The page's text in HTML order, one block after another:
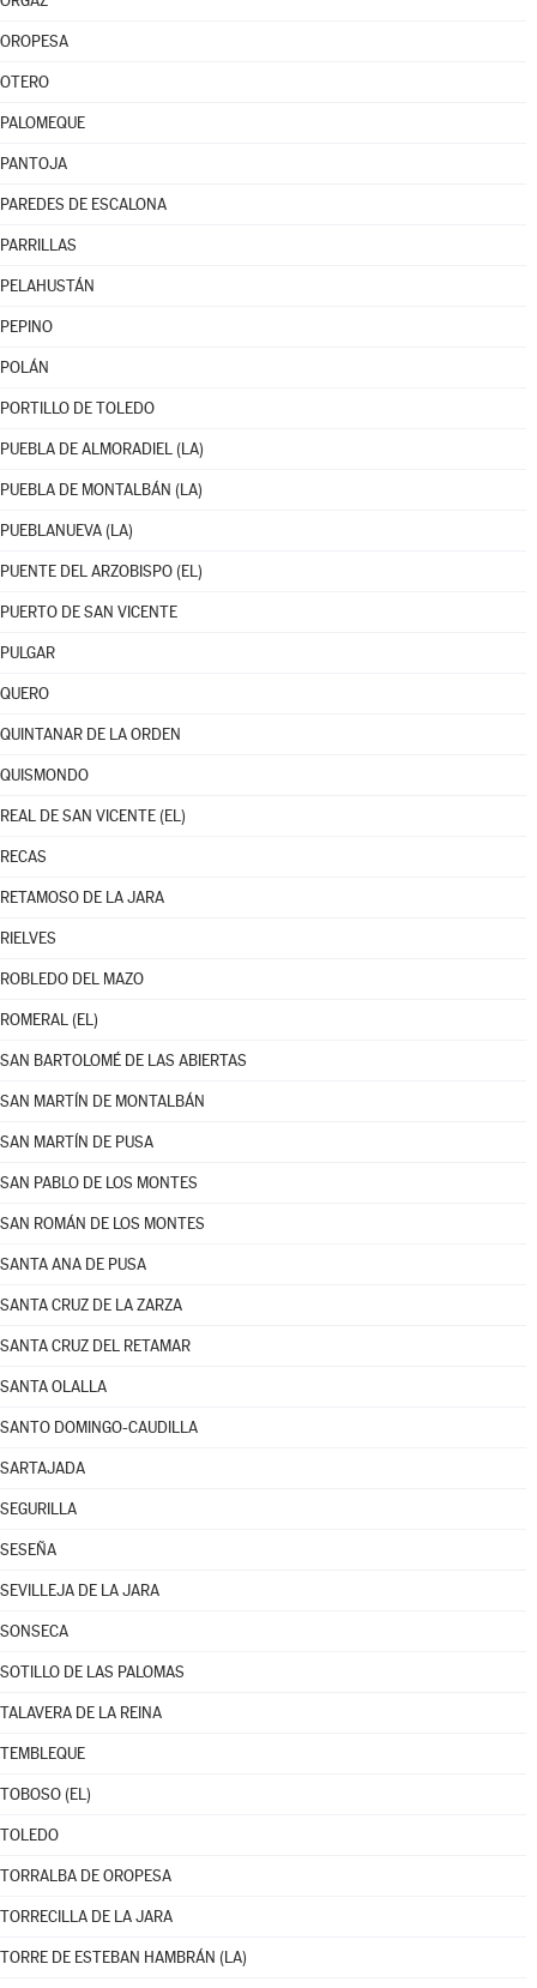
OROPESA
OTERO
PALOMEQUE
PANTOJA
PAREDES DE ESCALONA
PARRILLAS
PELAHUSTÁN
PEPINO
POLÁN
PORTILLO DE TOLEDO
PUEBLA DE ALMORADIEL (LA)
PUEBLA DE MONTALBÁN (LA)
PUEBLANUEVA (LA)
PUENTE DEL ARZOBISPO (EL)
PUERTO DE SAN VICENTE
PULGAR
QUERO
QUINTANAR DE LA ORDEN
QUISMONDO
REAL DE SAN VICENTE (EL)
RECAS
RETAMOSO DE LA JARA
RIELVES
ROBLEDO DEL MAZO
ROMERAL (EL)
SAN BARTOLOMÉ DE LAS ABIERTAS
SAN MARTÍN DE MONTALBÁN
SAN MARTÍN DE PUSA
SAN PABLO DE LOS MONTES
SAN ROMÁN DE LOS MONTES
SANTA ANA DE PUSA
SANTA CRUZ DE LA ZARZA
SANTA CRUZ DEL RETAMAR
SANTA OLALLA
SANTO DOMINGO-CAUDILLA
SARTAJADA
SEGURILLA
SESEÑA
SEVILLEJA DE LA JARA
SONSECA
SOTILLO DE LAS PALOMAS
TALAVERA DE LA REINA
TEMBLEQUE
TOBOSO (EL)
TOLEDO
TORRALBA DE OROPESA
TORRECILLA DE LA JARA
TORRE DE ESTEBAN HAMBRÁN (LA)